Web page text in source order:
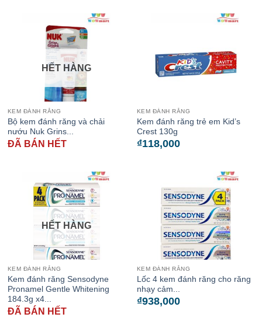
HẾT HÀNG
KEM ĐÁNH RĂNG
Bộ kem đánh răng và chải
nướu Nuk Grins...
ĐÃ BÁN HẾT
KEM ĐÁNH RĂNG
Kem đánh răng trẻ em Kid’s
Crest 130g
₫118,000
HẾT HÀNG
KEM ĐÁNH RĂNG
Kem đánh răng Sensodyne
Pronamel Gentle Whitening
184.3g x4...
ĐÃ BÁN HẾT
KEM ĐÁNH RĂNG
Lốc 4 kem đánh răng cho răng
nhạy cảm...
₫938,000